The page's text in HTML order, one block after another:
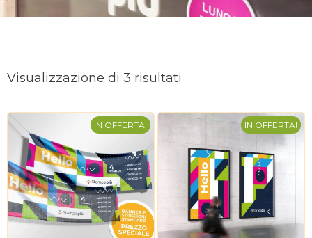
Visualizzazione di 3 risultati
più
IN OFFERTA! IN OFFERTA!